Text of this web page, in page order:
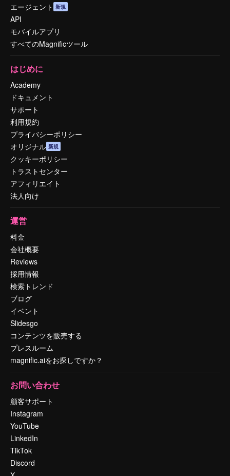
エージェント 新規
API
モバイルアプリ
すべてのMagnificツール
はじめに
Academy
ドキュメント
サポート
利用規約
プライバシーポリシー
オリジナル 新規
クッキーポリシー
トラストセンター
アフィリエイト
法人向け
運営
料金
会社概要
Reviews
採用情報
検索トレンド
ブログ
イベント
Slidesgo
コンテンツを販売する
プレスルーム
magnific.aiをお探しですか？
お問い合わせ
顧客サポート
Instagram
YouTube
LinkedIn
TikTok
Discord